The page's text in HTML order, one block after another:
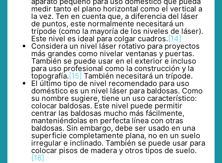
medir tanto el plano horizontal como el vertical a
la vez. Ten en cuenta que, a diferencia del láser
de puntos, este normalmente necesitará un
trípode (como la mayoría de los niveles de láser).
Este nivel es ideal para colgar cuadros.[14]
Considera un nivel láser rotativo para proyectos
más grandes como nivelar ventanas y puertas.
También se puede usar en el exterior e incluso
para uso profesional como la construcción y la
topografía.[15] También necesitará un trípode.
El último tipo de nivel recomendado para uso
doméstico es un nivel láser para baldosas. Como
su nombre sugiere, tiene un uso característico:
colocar baldosas. Este nivel puede permitir
centrar las baldosas mucho más fácilmente,
manteniéndolas en perfecta línea con otras
baldosas. Sin embargo, debe ser usado en una
superficie completamente plana, no en un suelo
irregular e inclinado. También se puede usar para
colocar pisos de madera y otros tipos de suelo.
[16]